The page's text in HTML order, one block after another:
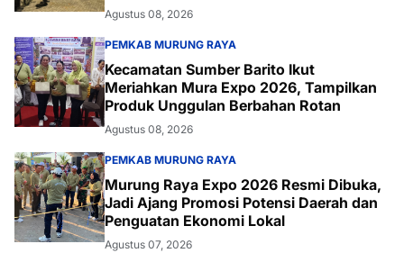
Agustus 08, 2026
PEMKAB MURUNG RAYA
Kecamatan Sumber Barito Ikut
Meriahkan Mura Expo 2026, Tampilkan
Produk Unggulan Berbahan Rotan
Agustus 08, 2026
PEMKAB MURUNG RAYA
Murung Raya Expo 2026 Resmi Dibuka,
Jadi Ajang Promosi Potensi Daerah dan
Penguatan Ekonomi Lokal
Agustus 07, 2026